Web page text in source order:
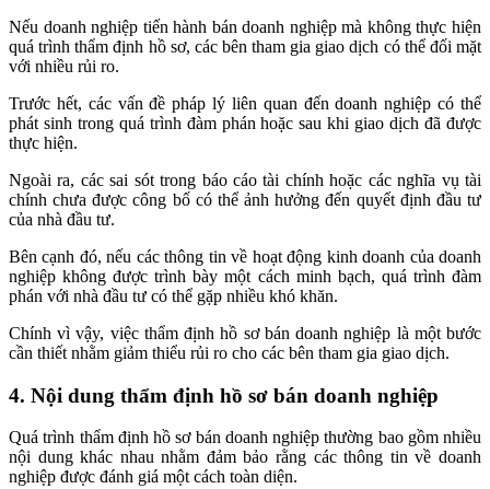
Nếu doanh nghiệp tiến hành bán doanh nghiệp mà không thực hiện
quá trình thẩm định hồ sơ, các bên tham gia giao dịch có thể đối mặt
với nhiều rủi ro.
Trước hết, các vấn đề pháp lý liên quan đến doanh nghiệp có thể
phát sinh trong quá trình đàm phán hoặc sau khi giao dịch đã được
thực hiện.
Ngoài ra, các sai sót trong báo cáo tài chính hoặc các nghĩa vụ tài
chính chưa được công bố có thể ảnh hưởng đến quyết định đầu tư
của nhà đầu tư.
Bên cạnh đó, nếu các thông tin về hoạt động kinh doanh của doanh
nghiệp không được trình bày một cách minh bạch, quá trình đàm
phán với nhà đầu tư có thể gặp nhiều khó khăn.
Chính vì vậy, việc thẩm định hồ sơ bán doanh nghiệp là một bước
cần thiết nhằm giảm thiểu rủi ro cho các bên tham gia giao dịch.
4. Nội dung thẩm định hồ sơ bán doanh nghiệp
Quá trình thẩm định hồ sơ bán doanh nghiệp thường bao gồm nhiều
nội dung khác nhau nhằm đảm bảo rằng các thông tin về doanh
nghiệp được đánh giá một cách toàn diện.